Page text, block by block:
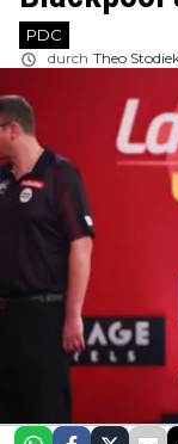
PDC
durch Theo